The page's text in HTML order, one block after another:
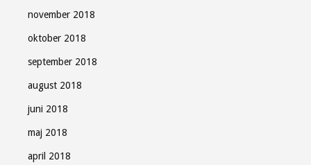
november 2018
oktober 2018
september 2018
august 2018
juni 2018
maj 2018
april 2018